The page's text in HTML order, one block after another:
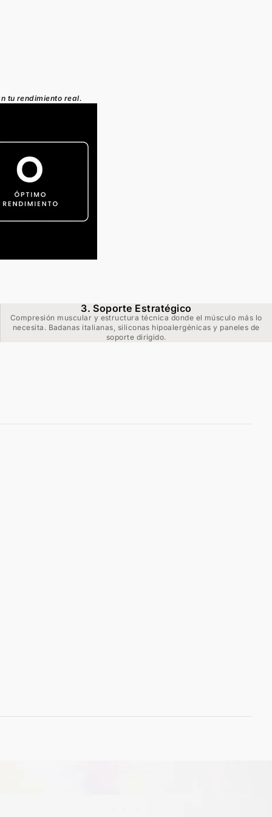
tu rendimiento real.
3. Soporte Estratégico
Compresión muscular y estructura técnica donde el músculo más lo
necesita. Badanas italianas, siliconas hipoalergénicas y paneles de
soporte dirigido.